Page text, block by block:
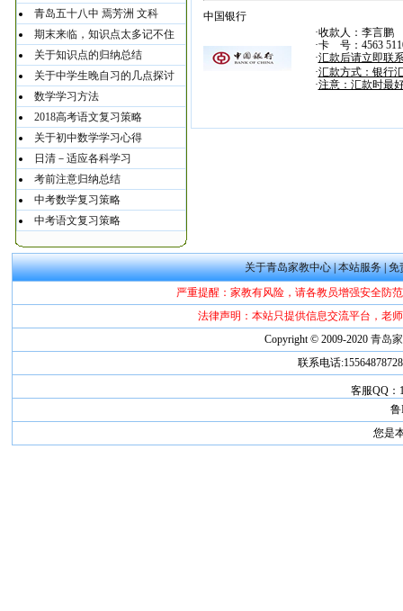
青岛五十八中 焉芳洲 文科
期末来临，知识点太多记不住
关于知识点的归纳总结
关于中学生晚自习的几点探讨
数学学习方法
2018高考语文复习策略
关于初中数学学习心得
日清－适应各科学习
考前注意归纳总结
中考数学复习策略
中考语文复习策略
中国银行
·收款人：李言鹏
·卡 号：4563
·汇款后请立即联
·汇款方式：银行
·注意：汇款时最
关于青岛家教中心|本站服务|免
严重提醒：家教有风险，请各教员增强安全防
法律声明：本站只提供信息交流平台，老
Copyright © 2009-2020 青岛
联系电话
客服QQ：
鲁
您是